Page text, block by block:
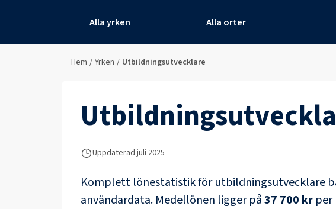
Alla yrken Alla orter
Hem / Yrken / Utbildningsutvecklare
Uppdaterad juli 2025
Komplett lönestatistik förutbildningsutvecklare
användardata. Medellönen ligger på37 700 kr